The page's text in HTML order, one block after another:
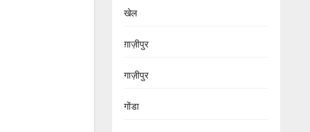
खेल
ग़ाज़ीपुर
गाज़ीपुर
गोंडा